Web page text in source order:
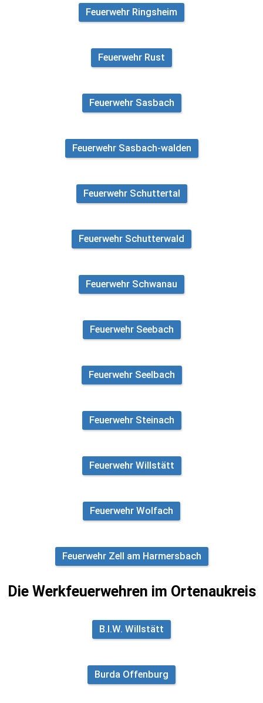
Feuerwehr Ringsheim
Feuerwehr Rust
Feuerwehr Sasbach
Feuerwehr Sasbach-walden
Feuerwehr Schuttertal
Feuerwehr Schutterwald
Feuerwehr Schwanau
Feuerwehr Seebach
Feuerwehr Seelbach
Feuerwehr Steinach
Feuerwehr Willstätt
Feuerwehr Wolfach
Feuerwehr Zell am Harmersbach
​Die Werkfeuerwehren im Ortenaukreis​
B.I.W. Willstätt
Burda Offenburg